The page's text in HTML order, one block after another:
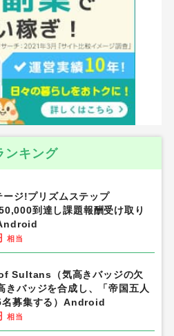
ンキング
ージ!プリズムステップ
到達し課題報酬受け取り
相当
Sultans（気高きバッジの欠
きバッジを合成し、「帝国五人
名募集する）Android
相当